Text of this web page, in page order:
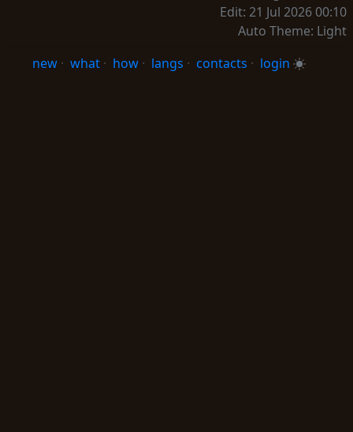
Edit: 21 Jul 2026 00:10
Auto Theme: Light
new · what · how · langs · contacts · login